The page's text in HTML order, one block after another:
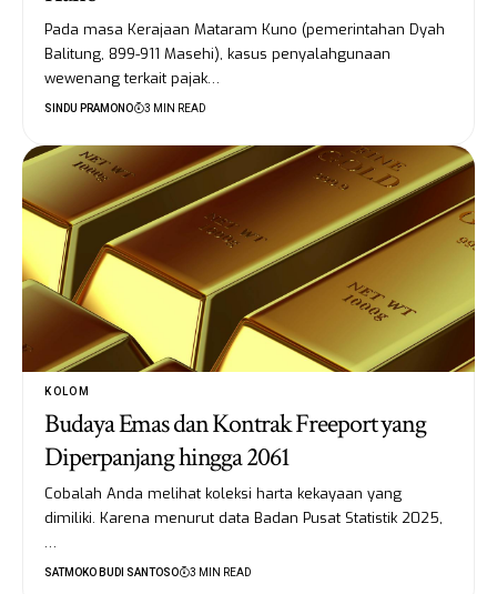
Pada masa Kerajaan Mataram Kuno (pemerintahan Dyah
Balitung, 899-911 Masehi), kasus penyalahgunaan
wewenang terkait pajak…
SINDU PRAMONO 3 MIN READ
KOLOM
Budaya Emas dan Kontrak Freeport yang
Diperpanjang hingga 2061
Cobalah Anda melihat koleksi harta kekayaan yang
dimiliki. Karena menurut data Badan Pusat Statistik 2025,
…
SATMOKO BUDI SANTOSO 3 MIN READ